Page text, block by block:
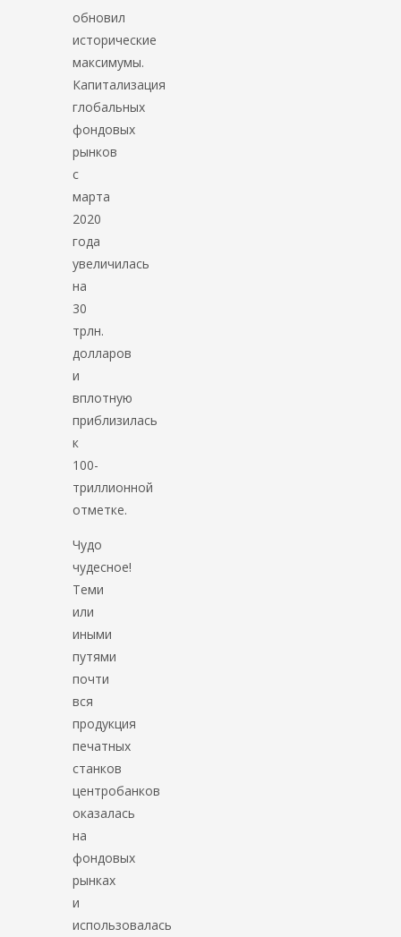
обновил
исторические
максимумы.
Капитализация
глобальных
фондовых
рынков
с
марта
2020
года
увеличилась
на
30
трлн.
долларов
и
вплотную
приблизилась
к
100-
триллионной
отметке.
Чудо
чудесное!
Теми
или
иными
путями
почти
вся
продукция
печатных
станков
центробанков
оказалась
на
фондовых
рынках
и
использовалась